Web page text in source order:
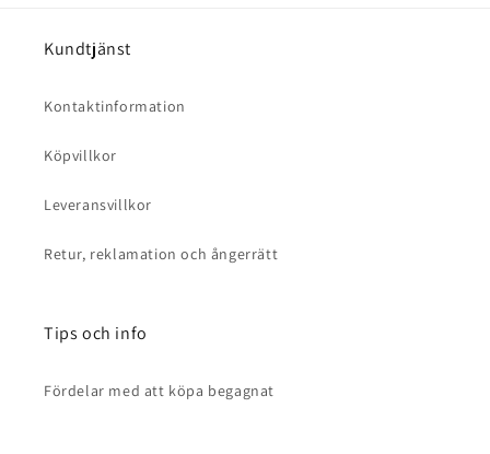
Kundtjänst
Kontaktinformation
Köpvillkor
Leveransvillkor
Retur, reklamation och ångerrätt
Tips och info
Fördelar med att köpa begagnat